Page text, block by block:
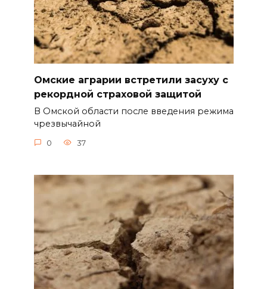
Омские аграрии встретили засуху с
рекордной страховой защитой
В Омской области после введения режима
чрезвычайной
0 37